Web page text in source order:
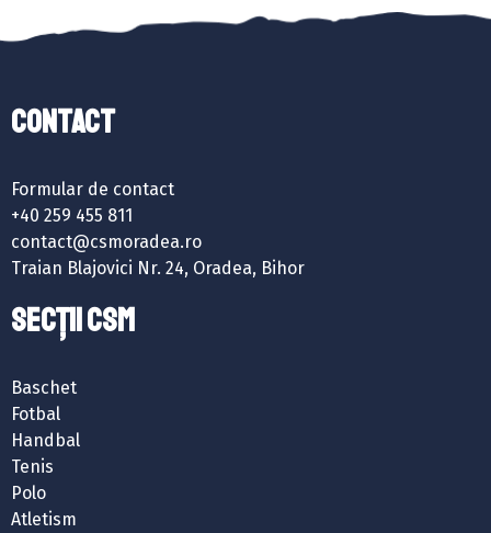
Contact
Formular de contact
+40 259 455 811
contact@csmoradea.ro
Traian Blajovici Nr. 24, Oradea, Bihor
SECȚII CSM
Baschet
Fotbal
Handbal
Tenis
Polo
Atletism